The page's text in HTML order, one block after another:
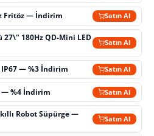
Fritöz — İndirim Satın Al
27\" 180Hz QD-Mini LED
Satın Al
IP67 — %3 İndirim Satın Al
— %4 İndirim Satın Al
Robot Süpürge —
Satın Al